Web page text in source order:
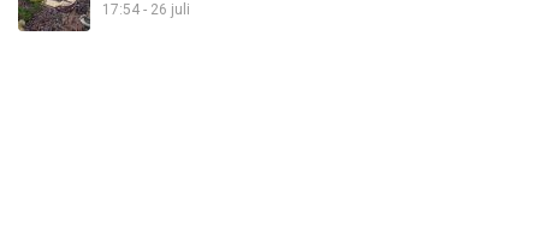
17:54 - 26 juli